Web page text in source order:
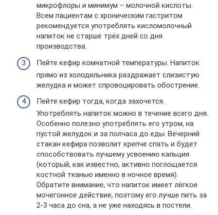
микрофлоры и минимум – молочной кислоты.
Всем пациентам с хроническим гастритом
рекомендуется употреблять кисломолочный
напиток не старше трёх дней со дня
производства.
Пейте кефир комнатной температуры. Напиток
прямо из холодильника раздражает слизистую
желудка и может спровоцировать обострение.
Пейте кефир тогда, когда захочется.
Употреблять напиток можно в течение всего дня.
Особенно полезно употреблять его утром, на
пустой желудок и за полчаса до еды. Вечерний
стакан кефира позволит крепче спать и будет
способствовать лучшему усвоению кальция
(который, как известно, активно поглощается
костной тканью именно в ночное время).
Обратите внимание, что напиток имеет лёгкое
мочегонное действие, поэтому его лучше пить за
2-3 часа до сна, а не уже находясь в постели.